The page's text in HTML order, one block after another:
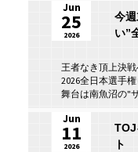
今
い”
王者なき頂上決
2026全日本選手
舞台は南魚沼の"
Jun
25
2026
TOJ
ト
Jun
11
2026